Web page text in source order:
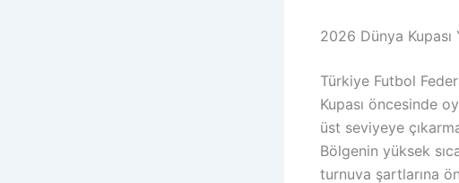
2026 Dünya
Türkiye Futbol
Kupası öncesinde
üst seviyeye
Bölgenin yüksek
turnuva şartlarına